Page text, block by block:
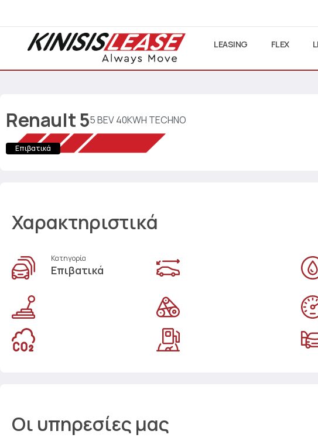
LEASING FLEX
Renault55 BEV 40KWH TECHNO
Επιβατικά
Χαρακτηριστικά
Κατηγορία
Επιβατικά
Οι υπηρεσίες μας